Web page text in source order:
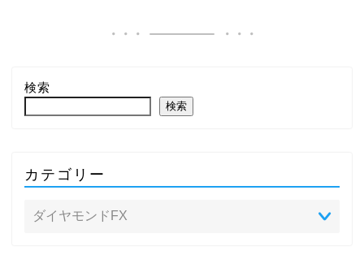
検索
検索
カテゴリー